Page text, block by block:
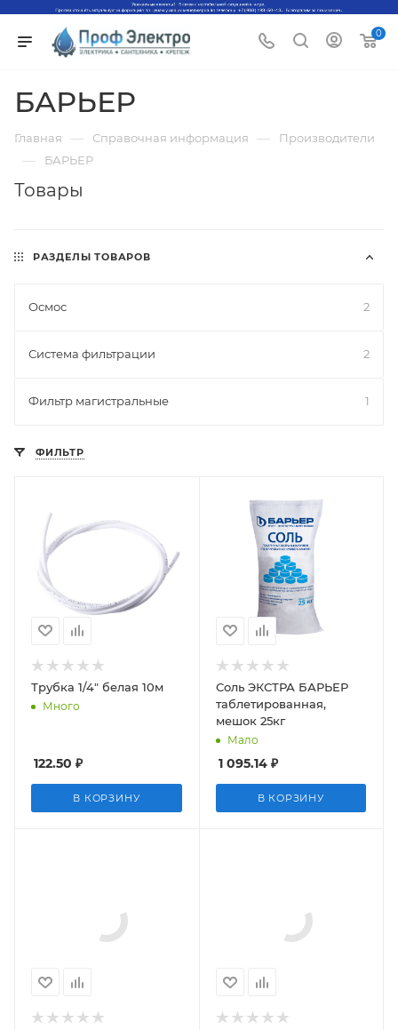
0
БАРЬЕР
Главная — Справочная информация — Производители
— БАРЬЕР
Товары
РАЗДЕЛЫ ТОВАРОВ
Осмос 2
Система фильтрации 2
Фильтр магистральные 1
ФИЛЬТР
Трубка 1/4" белая 10м
Много
122.50 ₽
В КОРЗИНУ
Соль ЭКСТРА БАРЬЕР
таблетированная,
мешок 25кг
Мало
1 095.14₽
В КОРЗИНУ